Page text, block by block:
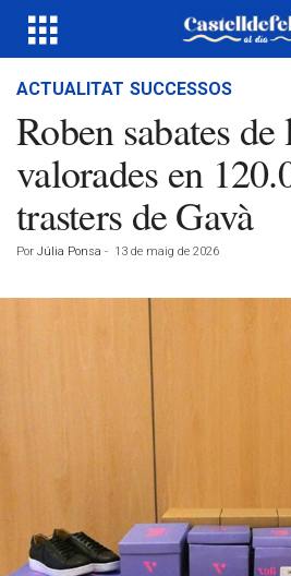
ACTUALITAT SUCCESSOS
Roben sabates de
valorades en
trasters de Gavà
Por Júlia Ponsa - 13 de maig de 2026